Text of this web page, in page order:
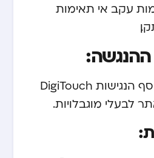
עקב אי תאימות
ההנגשה:
באתר זה מוטמע תוסף הנגישות DigiTouch
לבעלי מוגבלויות.